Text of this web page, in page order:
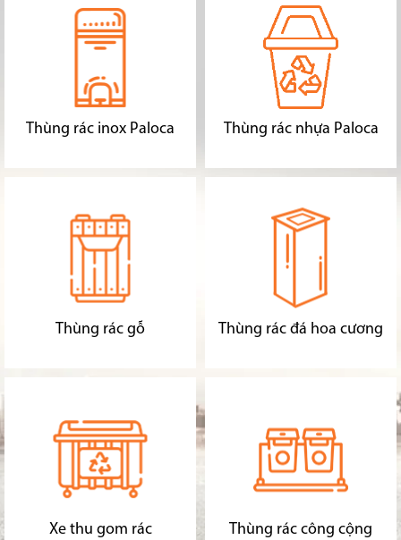
Thùng rác inox Paloca Thùng rác nhựa Paloca
Thùng rác gỗ Thùng rác đá hoa cương
Xe thu gom rác Thùng rác công cộng